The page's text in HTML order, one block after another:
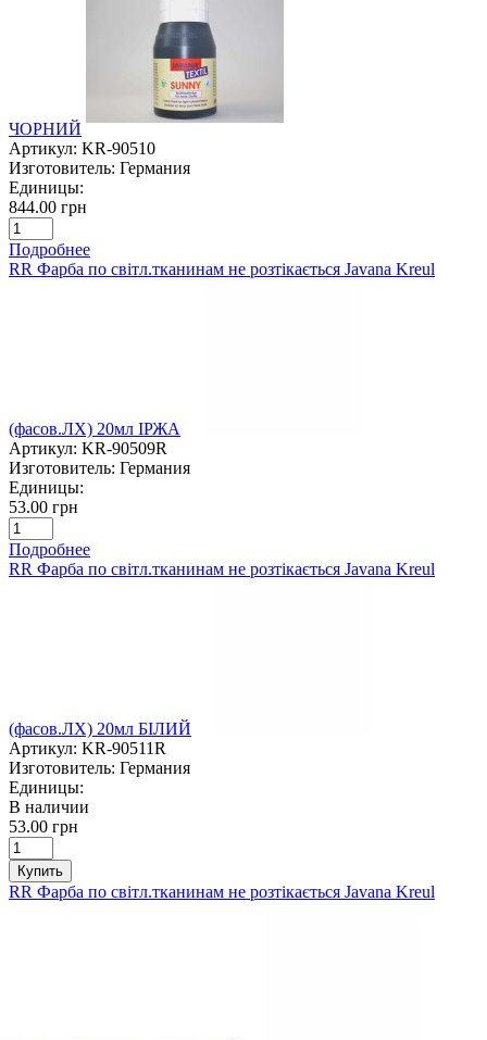
ЧОРНИЙ
Артикул: KR-90510
Изготовитель: Германия
Единицы:
844.00 грн
Подробнее
RR Фарба по світл.тканинам не розтікається Javana Kreul
(фасов.ЛХ) 20мл ІРЖА
Артикул: KR-90509R
Изготовитель: Германия
Единицы:
53.00 грн
Подробнее
RR Фарба по світл.тканинам не розтікається Javana Kreul
(фасов.ЛХ) 20мл БІЛИЙ
Артикул: KR-90511R
Изготовитель: Германия
Единицы:
В наличии
53.00 грн
Купить
RR Фарба по світл.тканинам не розтікається Javana Kreul